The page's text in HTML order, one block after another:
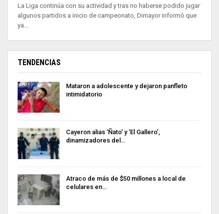
La Liga continúa con su actividad y tras no haberse podido jugar
algunos partidos a inicio de campeonato, Dimayor informó que
ya…
TENDENCIAS
Mataron a adolescente y dejaron panfleto
intimidatorio
Cayeron alias ‘Ñato’ y ‘El Gallero’,
dinamizadores del…
Atraco de más de $50 millones a local de
celulares en…